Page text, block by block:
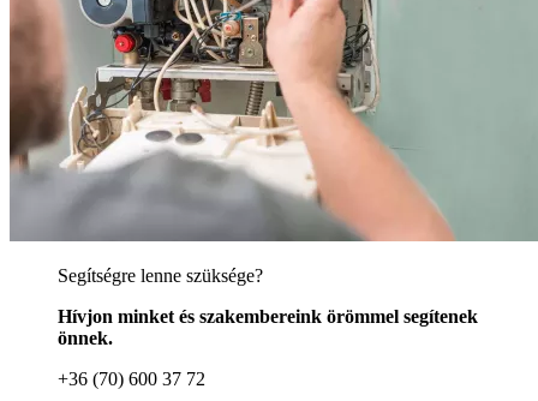
Segítségre lenne szüksége?
Hívjon minket és szakembereink örömmel segítenek
önnek.
+36 (70) 600 37 72